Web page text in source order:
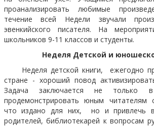
проанализировать любимые
течение всей Недели звучали
эвенкийского писателя. На
школьников 9-11 классов и студенты.
Неделя Детской и
Неделя детской книги, ежегодно
стране - хороший повод
Задача заключается не
продемонстрировать юным читателям
что издано для них, но и привлечь
родителей, библиотекарей к вопросам